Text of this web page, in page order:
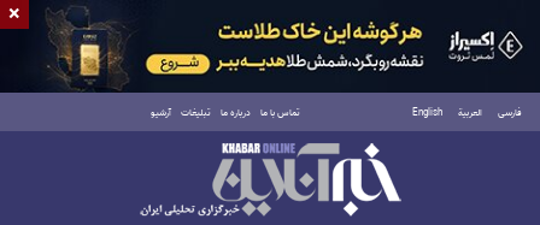
فارسی العربية English تماس با ما درباره ما تبلیغات آرشیو
شنبه ۱۷ مرداد ۱۴۰۵
×